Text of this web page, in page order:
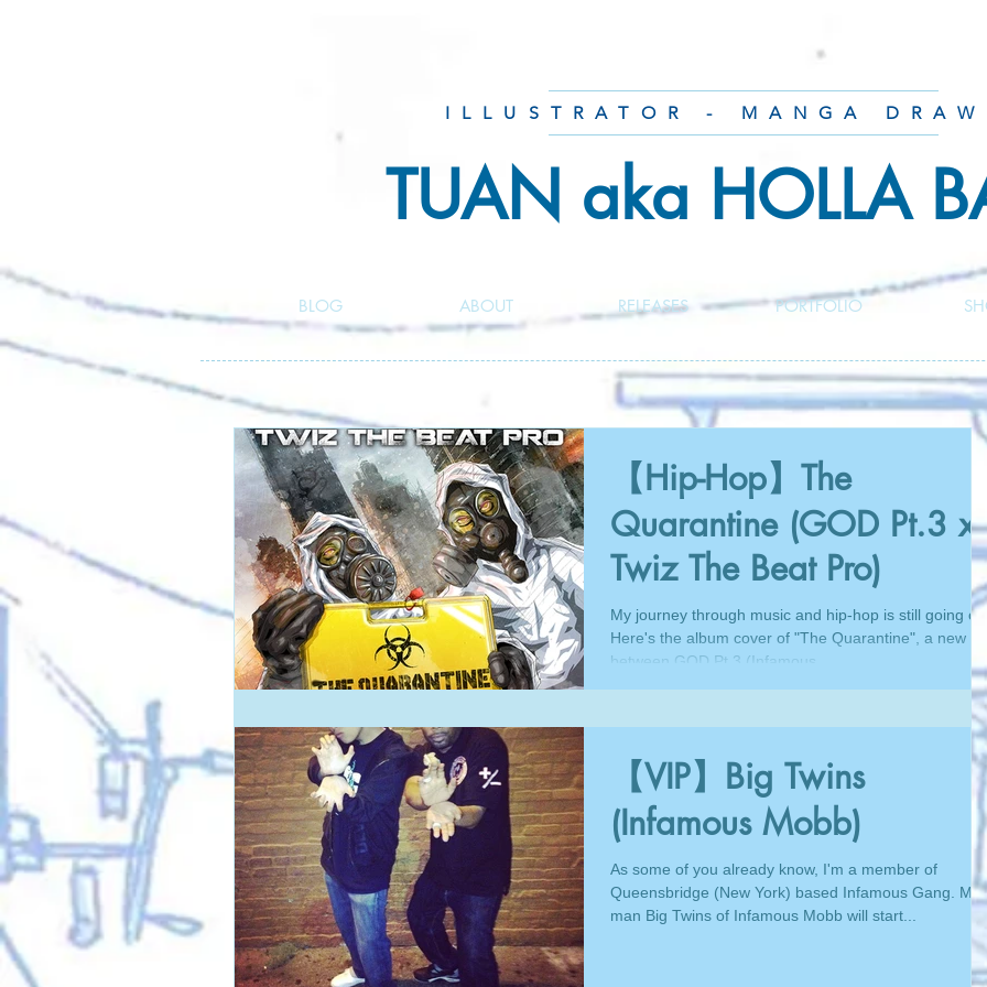
ILLUSTRATOR - MANGA
TUAN aka HOLLA
BLOG ABOUT RELEASES PORTFOLIO
【Hip-Hop】The
Quarantine (GOD Pt.3 x
Twiz The Beat Pro)
My journey through music and hip-hop is still going
Here's the album cover of "The Quarantine", a new
between GOD Pt.3 (Infamous...
【VIP】Big Twins
(Infamous Mobb)
As some of you already know, I'm a member of
Queensbridge (New York) based Infamous Gang. My
man Big Twins of Infamous Mobb will start...